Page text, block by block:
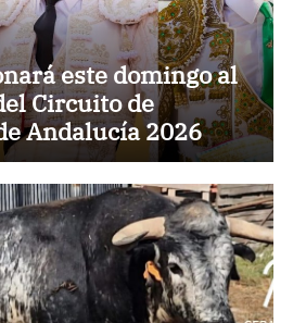
este domingo al
Circuito de
Andalucía 2026